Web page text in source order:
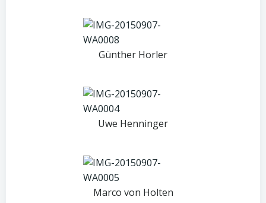
Günther Horler
Uwe Henninger
Marco von Holten